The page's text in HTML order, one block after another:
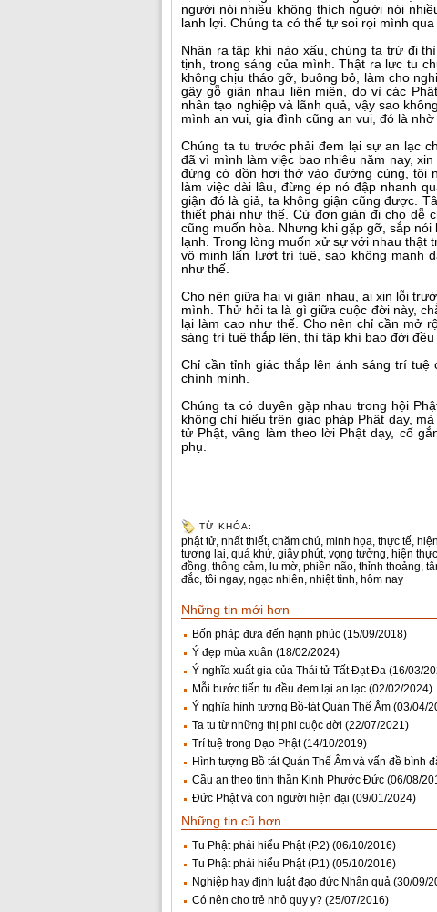
người nói nhiều không thích người nói
lanh lợi. Chúng ta có thể tự soi rọi mình
Nhận ra tập khí nào xấu, chúng ta trừ đi
tịnh, trong sáng của mình. Thật ra lực tu
không chịu tháo gỡ, buông bỏ, làm cho
gây gỗ giận nhau liên miên, do vì các
nhân tạo nghiệp và lãnh quả, vậy sao
mình an vui, gia đình cũng an vui, đó là
Chúng ta tu trước phải đem lại sự an lạc
đã vì mình làm việc bao nhiêu năm nay,
đừng có dồn hơi thở vào đường cùng, tội
làm việc dài lâu, đừng ép nó đập nhanh
giận đó là giả, ta không giận cũng được.
thiết phải như thế. Cứ đơn giản đi cho dễ
cũng muốn hòa. Nhưng khi gặp gỡ, sắp
lạnh. Trong lòng muốn xử sự với nhau thật
vô minh lấn lướt trí tuệ, sao không mạnh
như thế.
Cho nên giữa hai vị giận nhau, ai xin lỗi
mình. Thử hỏi ta là gì giữa cuộc đời này,
lại làm cao như thế. Cho nên chỉ cần mở
sáng trí tuệ thắp lên, thì tập khí bao đời
Chỉ cần tỉnh giác thắp lên ánh sáng trí
chính mình.
Chúng ta có duyên gặp nhau trong hội
không chỉ hiểu trên giáo pháp Phật dạy,
tử Phật, vâng làm theo lời Phật dạy, cố
phụ.
TỪ KHÓA:
phật tử, nhất thiết, chăm chú, minh họa, thực tế,
tương lai, quá khứ, giây phút, vọng tưởng, hiện thực
đồng, thông cảm, lu mờ, phiền não, thỉnh thoảng,
đắc, tôi ngay, ngạc nhiên, nhiệt tình, hôm nay
Những tin mới hơn
Bốn pháp đưa đến hạnh phúc (15/09/2018)
Ý đẹp mùa xuân (18/02/2024)
Ý nghĩa xuất gia của Thái tử Tất Đạt Đa (16/03/
Mỗi bước tiến tu đều đem lại an lạc (02/02/2024)
Ý nghĩa hình tượng Bồ-tát Quán Thế Âm (03/04/
Ta tu từ những thị phi cuộc đời (22/07/2021)
Trí tuệ trong Đạo Phật (14/10/2019)
Hình tượng Bồ tát Quán Thế Âm và vấn đề bình
Cầu an theo tinh thần Kinh Phước Đức (06/08/
Đức Phật và con người hiện đại (09/01/2024)
Những tin cũ hơn
Tu Phật phải hiểu Phật (P.2) (06/10/2016)
Tu Phật phải hiểu Phật (P.1) (05/10/2016)
Nghiệp hay định luật đạo đức Nhân quả (30/09/
Có nên cho trẻ nhỏ quy y? (25/07/2016)